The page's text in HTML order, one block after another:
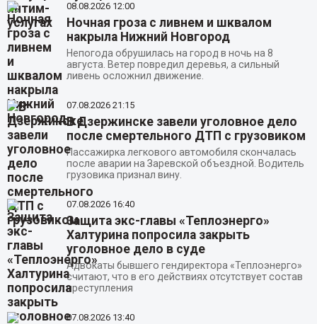
08.08.2026 12:00
Ночная гроза с ливнем и шквалом
накрыла Нижний Новгород
Непогода обрушилась на город в ночь на 8
августа. Ветер повредил деревья, а сильный
ливень осложнил движение.
07.08.2026 21:15
В Дзержинске завели уголовное дело
после смертельного ДТП с грузовиком
Пассажирка легкового автомобиля скончалась
после аварии на Заревской объездной. Водитель
грузовика признал вину.
07.08.2026 16:40
Защита экс-главы «Теплоэнерго»
Халтурина попросила закрыть
уголовное дело в суде
Адвокаты бывшего гендиректора «Теплоэнерго»
считают, что в его действиях отсутствует состав
преступления
07.08.2026 13:40